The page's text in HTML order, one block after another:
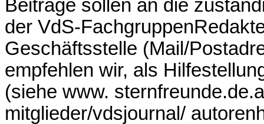
Beiträge sollen an die
der VdS-
Geschäftsstelle (Mail/
empfehlen wir, als
(siehe www.
mitglieder/vdsjournal/